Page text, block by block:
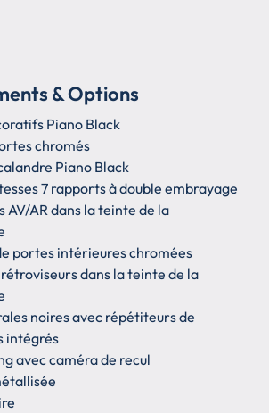
& Options
Piano Black
chromés
Piano Black
7 rapports à double embrayage
AV/AR dans la teinte de la
portes intérieures chromées
dans la teinte de la
noires avec répétiteurs de
intégrés
avec caméra de recul